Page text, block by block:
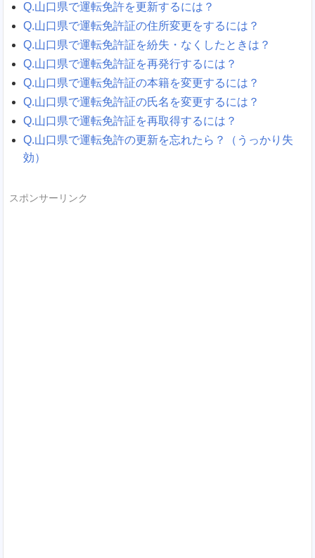
Q.山口県で運転免許を更新するには？
Q.山口県で運転免許証の住所変更をするには？
Q.山口県で運転免許証を紛失・なくしたときは？
Q.山口県で運転免許証を再発行するには？
Q.山口県で運転免許証の本籍を変更するには？
Q.山口県で運転免許証の氏名を変更するには？
Q.山口県で運転免許証を再取得するには？
Q.山口県で運転免許の更新を忘れたら？（うっかり失
効）
スポンサーリンク